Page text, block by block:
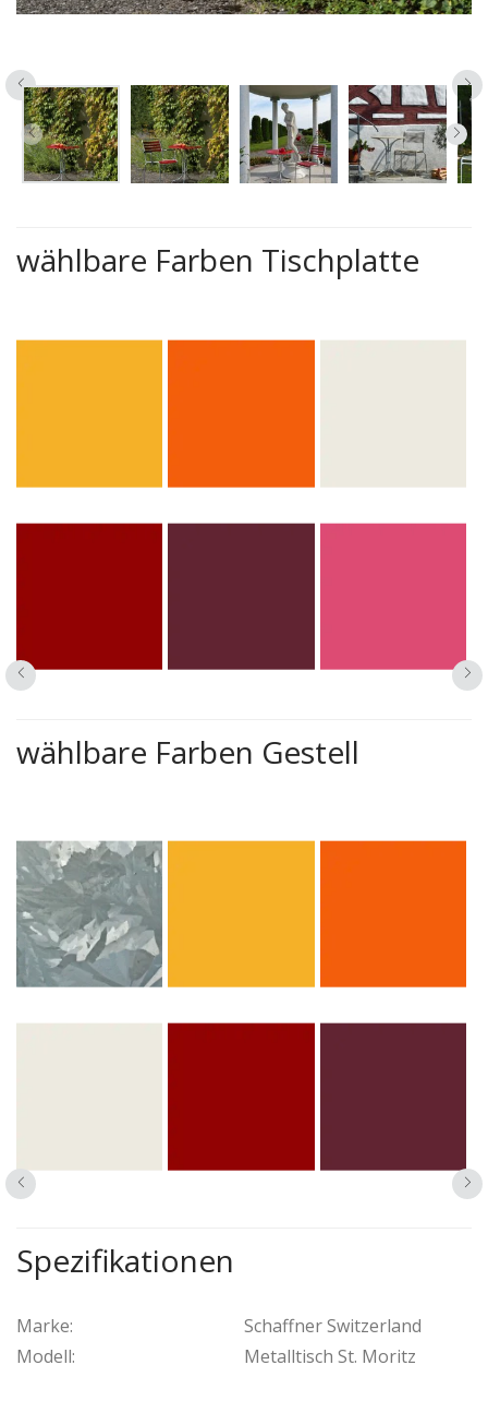
wählbare Farben Tischplatte
wählbare Farben Gestell
Spezifikationen
Marke:
Schaffner Switzerland
Modell:
Metalltisch St. Moritz